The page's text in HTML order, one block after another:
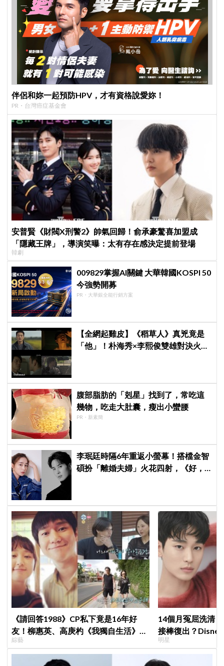
伴侶和妳一起預防HPV，才有資格說愛妳！
PR・台灣癌症基金會
安普賢《財閥X刑警2》帥氣回歸！俞承豪驚喜加盟成
「隱藏王牌」，導演笑曝：太有存在感決定提前登場
韓劇
009829掌握AI關鍵 大華韓國KOSPI 50
今強勢開募
PR・大華銀全能行銷方案
【全網起雞皮】《稻草人》真兇竟是
「他」！朴海秀×李熙俊雙雄對決火花
腹部脂肪的「剋星」找到了，常吃這
幾物，吃走大肚囊，瘦出小蠻腰
PR・新素簡
李珉廷時隔6年重返小螢幕！搭檔金智
碩扮「離婚夫婦」火花四射，《好，
《請回答1988》CP私下竟是16年好
友！柳惠英、高庚杓《我獨自生活》預
告公開，暖心互動掀回憶殺
綜藝
14個月冤屈洗清
接棒復出？
明星